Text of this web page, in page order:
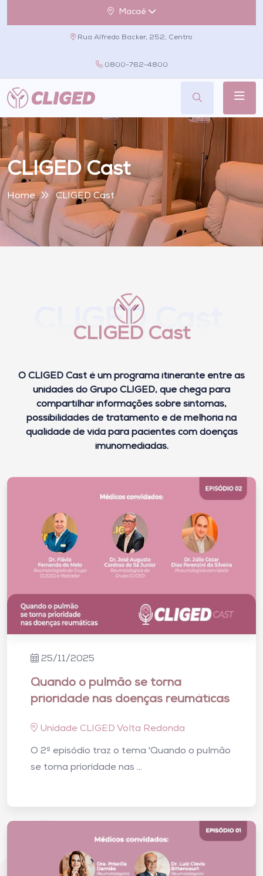
Macaé
Rua Alfredo Backer, 252, Centro
0800-762-4800
CLIGED Cast
Home CLIGED Cast
CLIGED Cast
CLIGED Cast
O CLIGED Cast é um programa itinerante entre as
unidades do Grupo CLIGED, que chega para
compartilhar informações sobre sintomas,
possibilidades de tratamento e de melhoria na
qualidade de vida para pacientes com doenças
imunomediadas.
25/11/2025
Quando o pulmão se torna
prioridade nas doenças reumáticas
Unidade CLIGED Volta Redonda
O 2º episódio traz o tema 'Quando o pulmão
se torna prioridade nas ...